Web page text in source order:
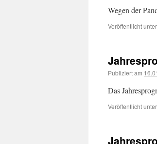
Wegen der
Veröffentlicht unter
Publiziert am
Das
Veröffentlicht unter